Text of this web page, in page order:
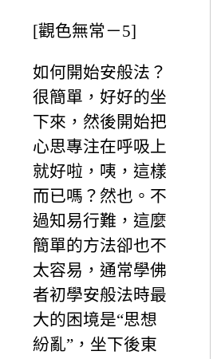
[觀色無常－5]
如何開始安般法？
很簡單，好好的坐
下來，然後開始把
心思專注在呼吸上
就好啦，咦，這樣
而已嗎？然也。不
過知易行難，這麼
簡單的方法卻也不
太容易，通常學佛
者初學安般法時最
大的困境是“思想
紛亂”，坐下後東